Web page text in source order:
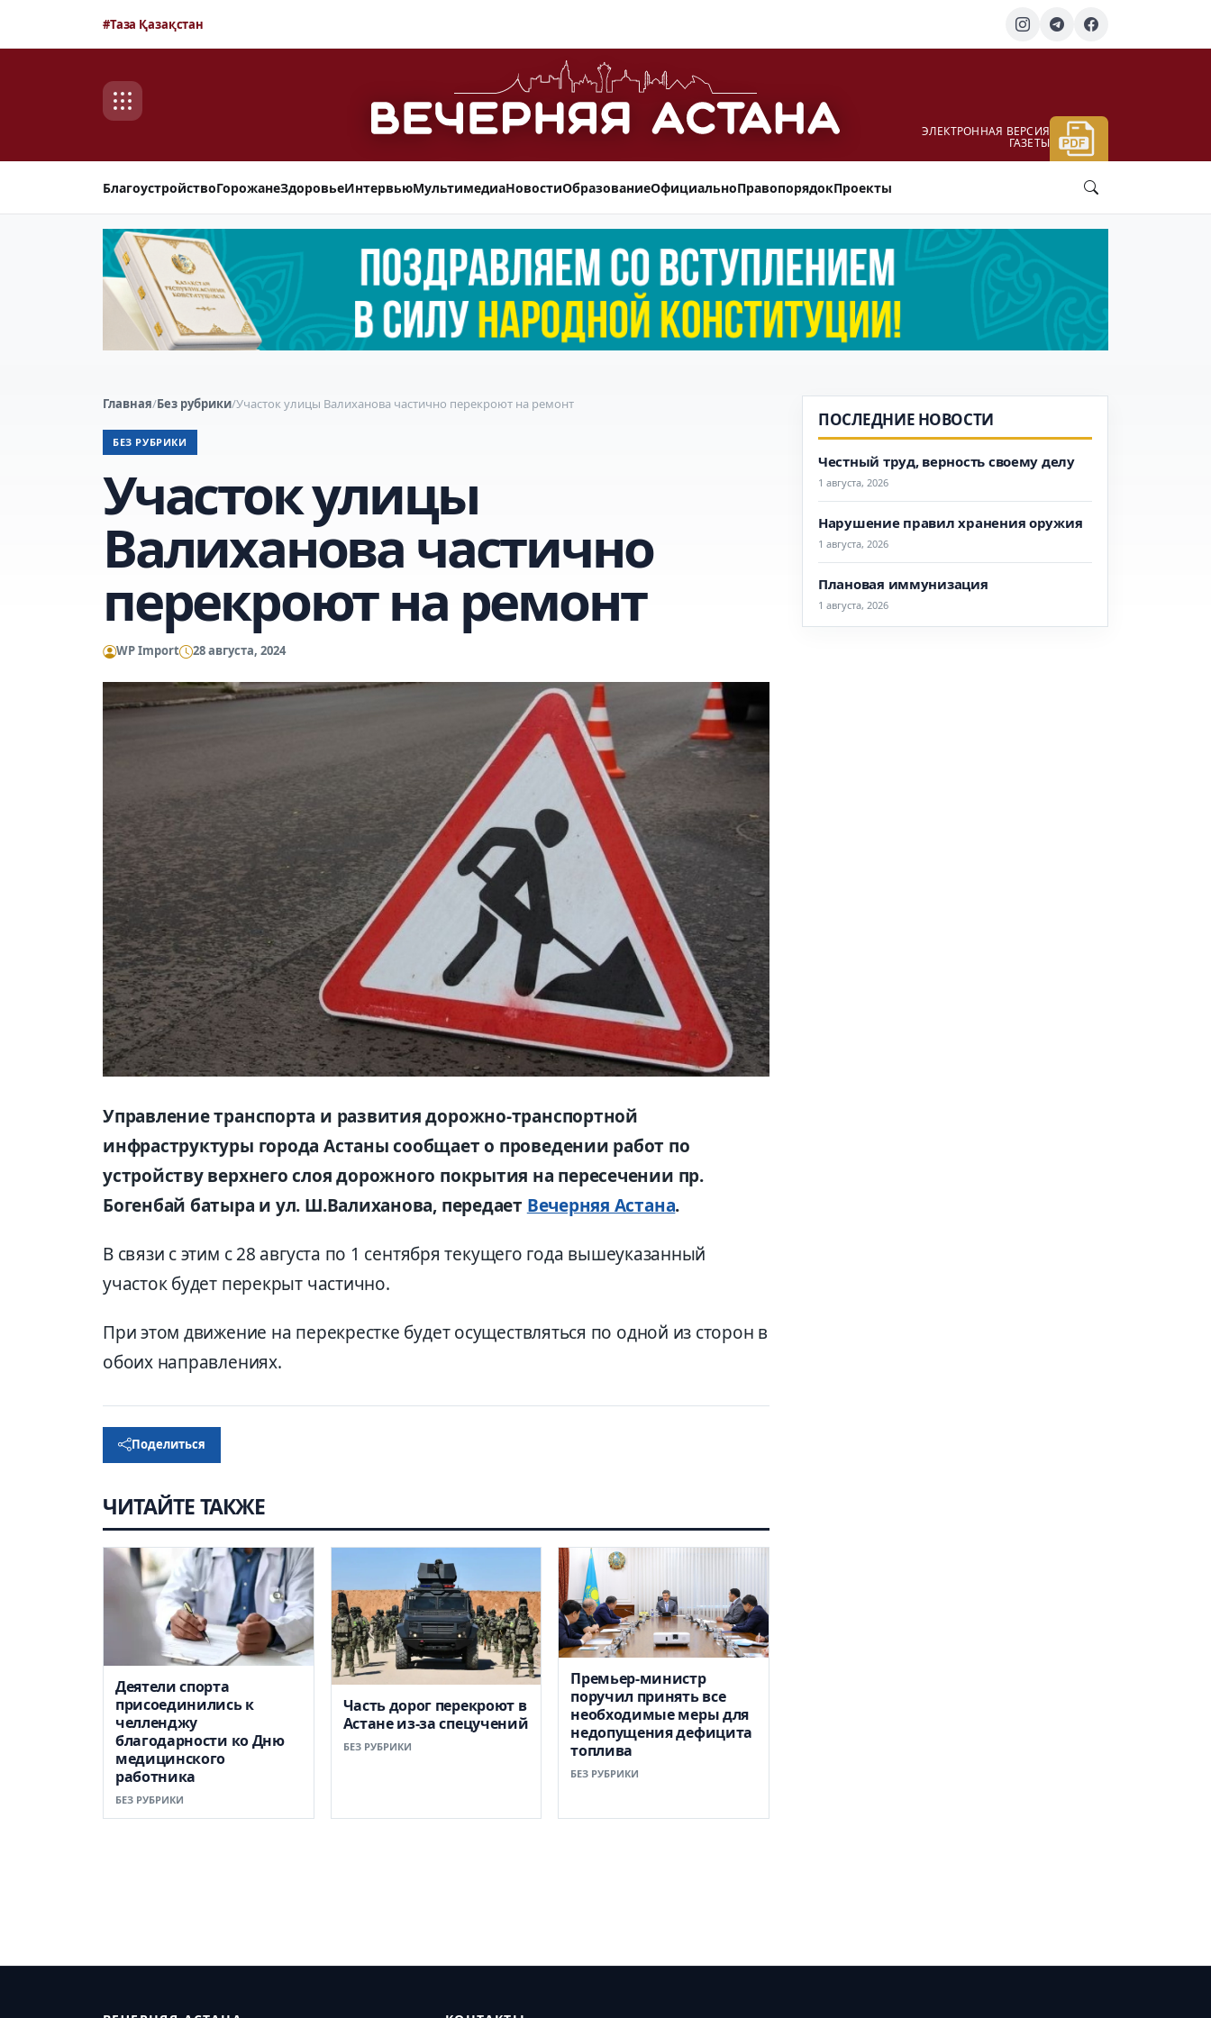
#Таза Қазақстан
ЭЛЕКТРОННАЯ ВЕРСИЯ
ГАЗЕТЫ
БлагоустройствоГорожанеЗдоровьеИнтервьюМультимедиаНовостиОбразованиеОфициальноПравопорядокПроекты
Главная/Без рубрики/Участок улицы Валиханова частично перекроют на ремонт
БЕЗ РУБРИКИ
Участок улицы
Валиханова частично
перекроют на ремонт
WP Import 28 августа, 2024
Управление транспорта и развития дорожно-транспортной
инфраструктуры города Астаны сообщает о проведении работ по
устройству верхнего слоя дорожного покрытия на пересечении пр.
Богенбай батыра и ул. Ш.Валиханова, передает Вечерняя Астана.
В связи с этим с 28 августа по 1 сентября текущего года вышеуказанный
участок будет перекрыт частично.
При этом движение на перекрестке будет осуществляться по одной из сторон в
обоих направлениях.
Поделиться
ЧИТАЙТЕ ТАКЖЕ
Деятели спорта
присоединились к
челленджу
благодарности ко Дню
медицинского
работника
БЕЗ РУБРИКИ
Часть дорог перекроют в
Астане из-за спецучений
БЕЗ РУБРИКИ
Премьер-министр
поручил принять все
необходимые меры для
недопущения дефицита
топлива
БЕЗ РУБРИКИ
ПОСЛЕДНИЕ НОВОСТИ
Честный труд, верность своему делу
1 августа, 2026
Нарушение правил хранения оружия
1 августа, 2026
Плановая иммунизация
1 августа, 2026